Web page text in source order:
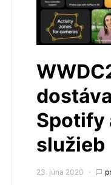
Spotify
služieb
23. júna 2020